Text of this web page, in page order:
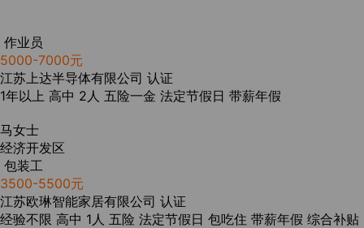
作业员
5000-7000元
江苏上达半导体有限公司 认证
1年以上 高中 2人 五险一金 法定节假日 带薪年假
马女士
经济开发区
包装工
3500-5500元
江苏欧琳智能家居有限公司 认证
经验不限 高中 1人 五险 法定节假日 包吃住 带薪年假 综合补贴